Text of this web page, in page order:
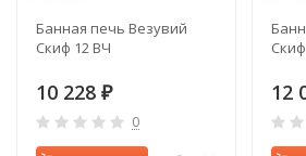
Банная печь Везувий
Скиф 12 ВЧ
10 228 ₽
0
12